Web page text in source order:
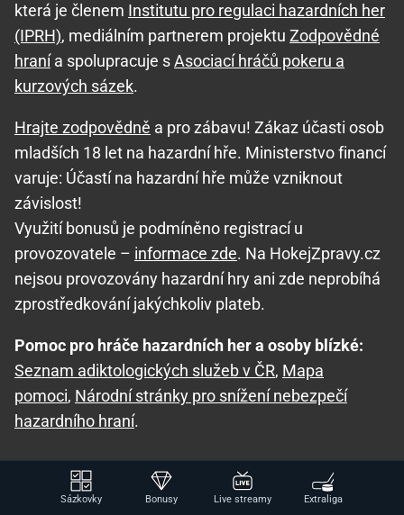
která je členem Institutu pro regulaci hazardních her
(IPRH), mediálním partnerem projektu Zodpovědné
hranía spolupracuje sAsociací hráčů pokeru a
kurzových sázek.
Hrajte zodpovědně a pro zábavu! Zákaz účasti osob
mladších 18 let na hazardní hře. Ministerstvo financí
varuje: Účastí na hazardní hře může vzniknout
závislost!
Využití bonusů je podmíněno registrací u
provozovatele – informace zde. Na HokejZpravy.cz
nejsou provozovány hazardní hry ani zde neprobíhá
zprostředkování jakýchkoliv plateb.
Pomoc pro hráče hazardních her a osoby blízké:
Seznam adiktologických služeb v ČR, Mapa
pomoci, Národní stránky pro snížení nebezpečí
hazardního hraní.
Kontakty | Redakční standardy
Podmínky užívání | Zpracování osobních údajů a
Sázkovky Bonusy Live streamy Extraliga